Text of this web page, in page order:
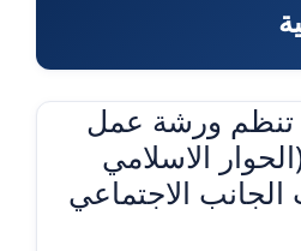
تنظم ورشة عمل
الاسلامي
الجانب الاجتماعي